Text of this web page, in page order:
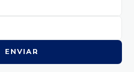
ENVIAR